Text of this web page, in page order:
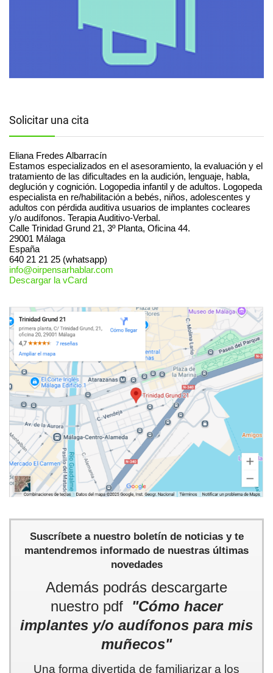
Solicitar una cita
Eliana Fredes Albarracín
Estamos especializados en el asesoramiento, la evaluación y el
tratamiento de las dificultades en la audición, lenguaje, habla,
deglución y cognición. Logopedia infantil y de adultos. Logopeda
especialista en re/habilitación a bebés, niños, adolescentes y
adultos con pérdida auditiva usuarios de implantes cocleares
y/o audífonos. Terapia Auditivo-Verbal.
Calle Trinidad Grund 21, 3º Planta, Oficina 44.
29001 Málaga
España
640 21 21 25 (whatsapp)
info@oirpensarhablar.com
Descargar la vCard
Suscríbete a nuestro boletín de noticias y te
mantendremos informado de nuestras últimas
novedades
Además podrás descargarte
nuestro pdf "Cómo hacer
implantes y/o audífonos para mis
muñecos"
Una forma divertida de familiarizar a los